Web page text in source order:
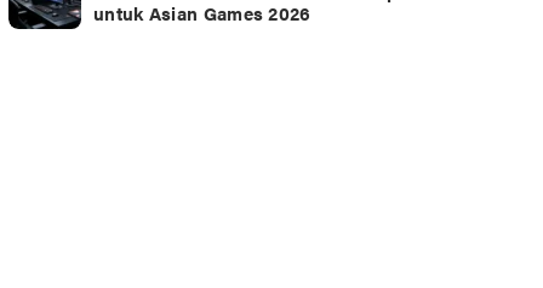
untuk Asian Games 2026